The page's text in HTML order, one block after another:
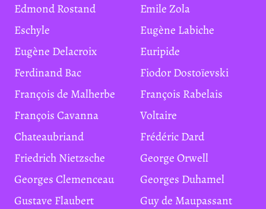
Edmond Rostand
Emile Zola
Eschyle
Eugène Labiche
Eugène Delacroix
Euripide
Ferdinand Bac
Fiodor Dostoïevski
François de Malherbe
François Rabelais
François Cavanna
Voltaire
Chateaubriand
Frédéric Dard
Friedrich Nietzsche
George Orwell
Georges Clemenceau
Georges Duhamel
Gustave Flaubert
Guy de Maupassant